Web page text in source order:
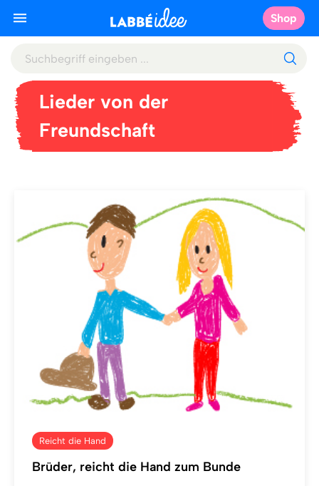
Shop
Lieder von der
Freundschaft
Reicht die Hand
Brüder, reicht die Hand zum Bunde